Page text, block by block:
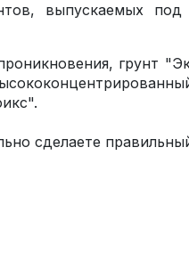
выпускаемых
грунт
сделаете